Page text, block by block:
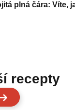
plná čára: Víte,
recepty